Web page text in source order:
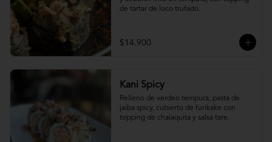
de tartar de loco trufado.
$14.900
Kani Spicy
Relleno de verdeo tempura, pasta de
jaiba spicy, cubierto de furikake con
topping de chalaquita y salsa tare.